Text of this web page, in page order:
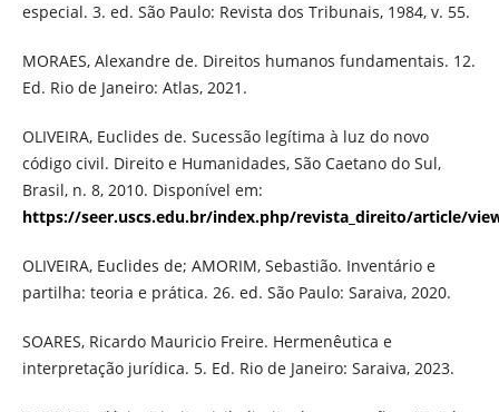
especial. 3. ed. São Paulo: Revista dos Tribunais, 1984, v. 55.
MORAES, Alexandre de. Direitos humanos fundamentais. 12.
Ed. Rio de Janeiro: Atlas, 2021.
OLIVEIRA, Euclides de. Sucessão legítima à luz do novo
código civil. Direito e Humanidades, São Caetano do Sul,
Brasil, n. 8, 2010. Disponível em:
https://seer.uscs.edu.br/index.php/revista_direito/article/
OLIVEIRA, Euclides de; AMORIM, Sebastião. Inventário e
partilha: teoria e prática. 26. ed. São Paulo: Saraiva, 2020.
SOARES, Ricardo Mauricio Freire. Hermenêutica e
interpretação jurídica. 5. Ed. Rio de Janeiro: Saraiva, 2023.